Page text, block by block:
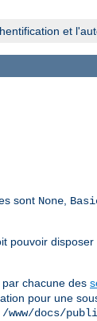
et
sont None,
pouvoir
chacune des
pour une
/www/docs/